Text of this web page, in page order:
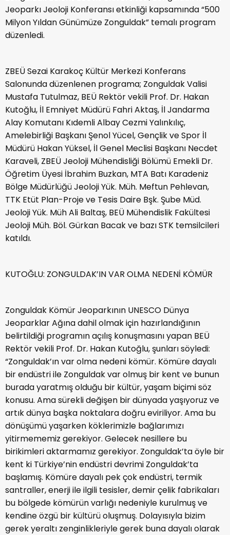
Jeoparkı Jeoloji Konferansı etkinliği kapsamında “500
Milyon Yıldan Günümüze Zonguldak” temalı program
düzenledi.
ZBEÜ Sezai Karakoç Kültür Merkezi Konferans
Salonunda düzenlenen programa; Zonguldak Valisi
Mustafa Tutulmaz, BEÜ Rektör vekili Prof. Dr. Hakan
Kutoğlu, İl Emniyet Müdürü Fahri Aktaş, İl Jandarma
Alay Komutanı Kıdemli Albay Cezmi Yalınkılıç,
Amelebirliği Başkanı Şenol Yücel, Gençlik ve Spor İl
Müdürü Hakan Yüksel, İl Genel Meclisi Başkanı Necdet
Karaveli, ZBEÜ Jeoloji Mühendisliği Bölümü Emekli Dr.
Öğretim Üyesi İbrahim Buzkan, MTA Batı Karadeniz
Bölge Müdürlüğü Jeoloji Yük. Müh. Meftun Pehlevan,
TTK Etüt Plan-Proje ve Tesis Daire Bşk. Şube Müd.
Jeoloji Yük. Müh Ali Baltaş, BEÜ Mühendislik Fakültesi
Jeoloji Müh. Böl. Gürkan Bacak ve bazı STK temsilcileri
katıldı.
KUTOĞLU: ZONGULDAK’IN VAR OLMA NEDENİ KÖMÜR
Zonguldak Kömür Jeoparkının UNESCO Dünya
Jeoparklar Ağına dahil olmak için hazırlandığının
belirtildiği programın açılış konuşmasını yapan BEÜ
Rektör vekili Prof. Dr. Hakan Kutoğlu, şunları söyledi:
“Zonguldak’ın var olma nedeni kömür. Kömüre dayalı
bir endüstri ile Zonguldak var olmuş bir kent ve bunun
burada yaratmış olduğu bir kültür, yaşam biçimi söz
konusu. Ama sürekli değişen bir dünyada yaşıyoruz ve
artık dünya başka noktalara doğru eviriliyor. Ama bu
dönüşümü yaşarken köklerimizle bağlarımızı
yitirmememiz gerekiyor. Gelecek nesillere bu
birikimleri aktarmamız gerekiyor. Zonguldak’ta öyle bir
kent ki Türkiye’nin endüstri devrimi Zonguldak’ta
başlamış. Kömüre dayalı pek çok endüstri, termik
santraller, enerji ile ilgili tesisler, demir çelik fabrikaları
bu bölgede kömürün varlığı nedeniyle kurulmuş ve
kendine özgü bir kültürü oluşmuş. Dolayısıyla bizim
gerek yeraltı zenginlikleriyle gerek buna dayalı olarak